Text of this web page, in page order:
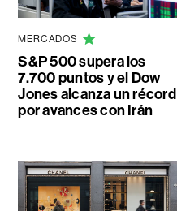
MERCADOS
S&P 500 supera los
7.700 puntos y el Dow
Jones alcanza un récord
por avances con Irán